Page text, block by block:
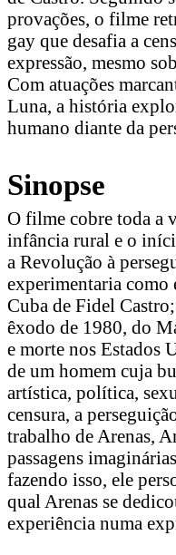
provações, o filme
gay que desafia a
expressão, mesmo
Com atuações
Luna, a história
humano diante da
Sinopse
O filme cobre toda a
infância rural e o
a Revolução à
experimentaria como
Cuba de Fidel
êxodo de 1980, do
e morte nos Estados
de um homem cuja
artística, política,
censura, a
trabalho de Arenas,
passagens
fazendo isso, ele
qual Arenas se
experiência numa